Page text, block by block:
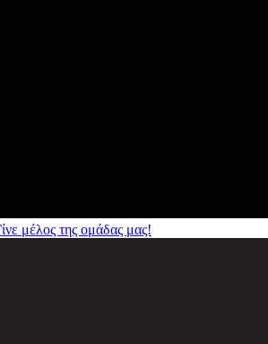
μέλος της ομάδας μας!